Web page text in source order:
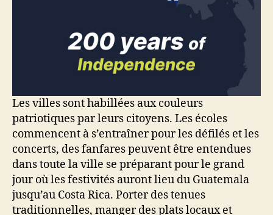
Les villes sont habillées aux couleurs
patriotiques par leurs citoyens. Les écoles
commencent à s’entraîner pour les défilés et les
concerts, des fanfares peuvent être entendues
dans toute la ville se préparant pour le grand
jour où les festivités auront lieu du Guatemala
jusqu’au Costa Rica. Porter des tenues
traditionnelles, manger des plats locaux et